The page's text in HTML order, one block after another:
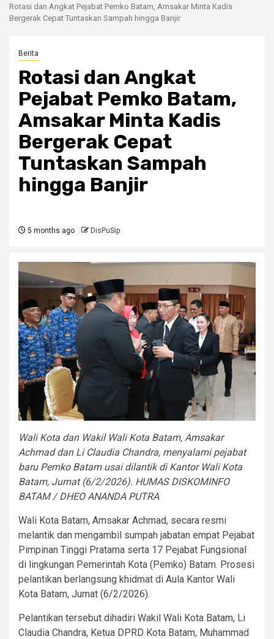
Rotasi dan Angkat Pejabat Pemko Batam, Amsakar Minta Kadis
Bergerak Cepat Tuntaskan Sampah hingga Banjir
Berita
Rotasi dan Angkat
Pejabat Pemko Batam,
Amsakar Minta Kadis
Bergerak Cepat
Tuntaskan Sampah
hingga Banjir
5 months ago DisPuSip
Wali Kota dan Wakil Wali Kota Batam, Amsakar
Achmad dan Li Claudia Chandra, menyalami pejabat
baru Pemko Batam usai dilantik di Kantor Wali Kota
Batam, Jumat (6/2/2026). HUMAS DISKOMINFO
BATAM / DHEO ANANDA PUTRA
Wali Kota Batam, Amsakar Achmad, secara resmi
melantik dan mengambil sumpah jabatan empat Pejabat
Pimpinan Tinggi Pratama serta 17 Pejabat Fungsional
di lingkungan Pemerintah Kota (Pemko) Batam. Prosesi
pelantikan berlangsung khidmat di Aula Kantor Wali
Kota Batam, Jumat (6/2/2026).
Pelantikan tersebut dihadiri Wakil Wali Kota Batam, Li
Claudia Chandra, Ketua DPRD Kota Batam, Muhammad